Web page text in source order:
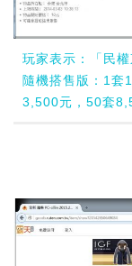
玩家表示：「民
隨機搭售版：1套
3,500元，50套